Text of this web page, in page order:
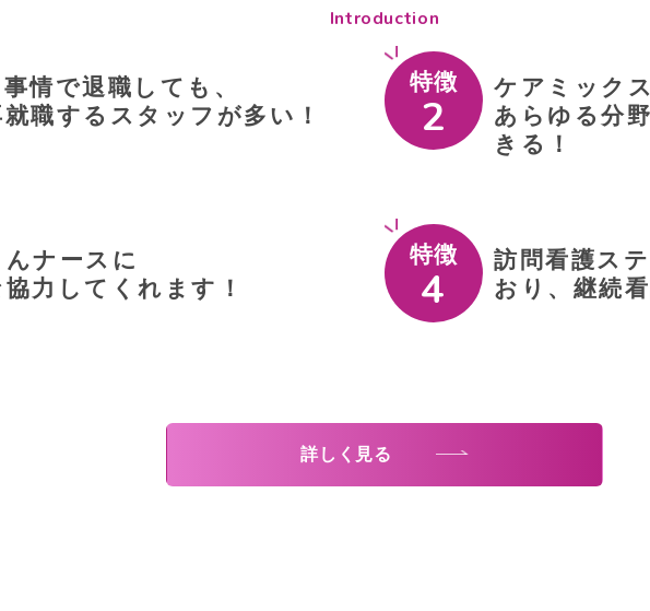
Introduction
情で退職しても、
就職するスタッフが多い！
特徴
ケアミック
あらゆる分
きる！
ナースに
力してくれます！
特徴
訪問看護ス
おり、継続
詳しく見る